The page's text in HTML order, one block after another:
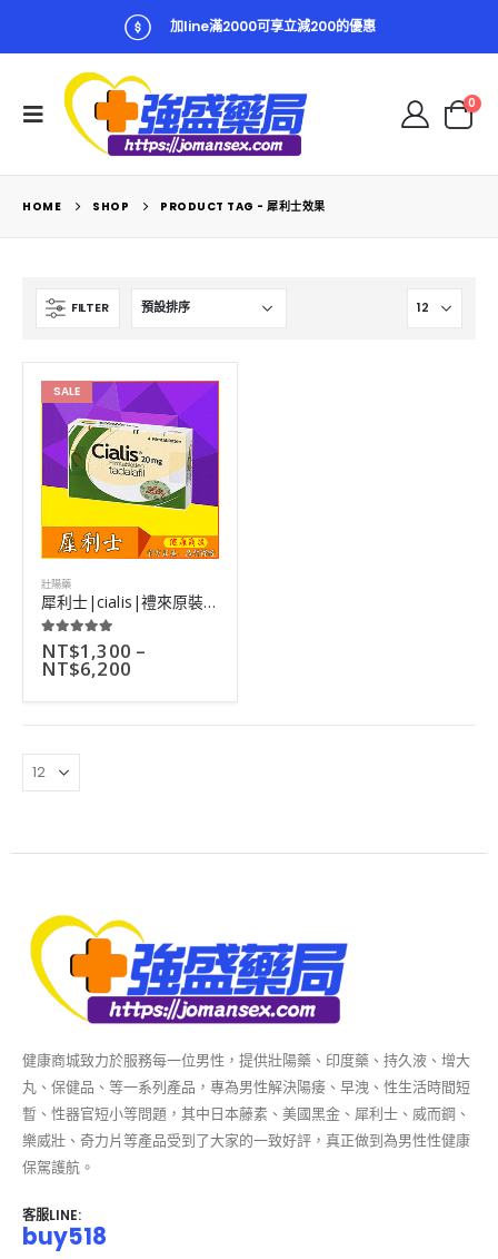
加line滿2000可享立減200的優惠
0
HOME SHOP PRODUCT TAG - 犀利士效果
FILTER
SALE
壯陽藥
犀利士|cialis|禮來原裝進口男性口服壯陽藥|36小時超長藥效
5.00 out of 5
NT$1,300 –
NT$6,200
健康商城致力於服務每一位男性，提供壯陽藥、印度藥、持久液、增大
丸、保健品、等一系列產品，專為男性解決陽痿、早洩、性生活時間短
暫、性器官短小等問題，其中日本藤素、美國黑金、犀利士、威而鋼、
樂威壯、奇力片等產品受到了大家的一致好評，真正做到為男性性健康
保駕護航。
客服LINE:
buy518